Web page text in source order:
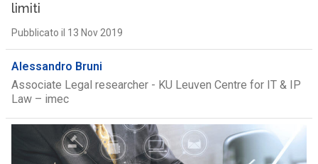
limiti
Pubblicato il 13 Nov 2019
Alessandro Bruni
Associate Legal researcher - KU Leuven Centre for IT & IP
Law – imec